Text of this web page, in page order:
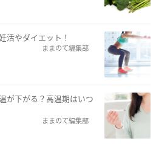
活やダイエット！
ままのて編集部
が下がる？高温期はいつ
ままのて編集部